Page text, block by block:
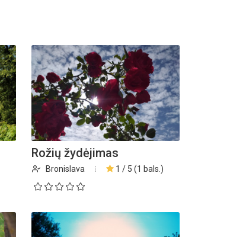
Rožių žydėjimas
Bronislava 1 / 5 (1 bals.)